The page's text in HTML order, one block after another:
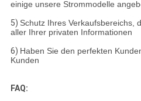
einige unsere Strommodelle
5) Schutz Ihres Verkaufsbereichs,
aller Ihrer privaten Informationen
6) Haben Sie den perfekten
Kunden
FAQ: